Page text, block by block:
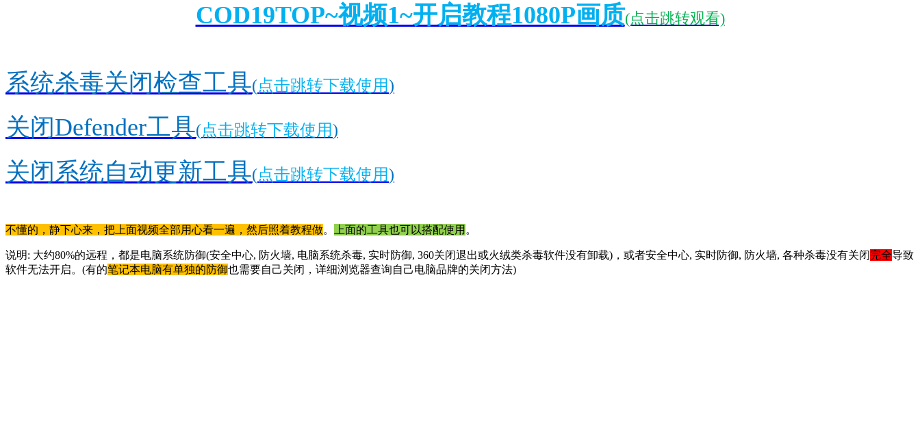
COD19TOP~视频1~开启教程1080P画质(点击跳转观看)
系统杀毒关闭检查工具(点击跳转下载使用)
关闭Defender工具(点击跳转下载使用)
关闭系统自动更新工具(点击跳转下载使用)
不懂的，静下心来，把上面视频全部用心看一遍，然后照着教程做。 上面的工具也可以搭配使用 。
说明: 大约80%的远程，都是电脑系统防御(安全中心, 防火墙, 电脑系统杀毒, 实时防御, 360关闭退出或火绒类杀毒软件没有卸载)，或者安全中心, 实时防御, 防火墙, 各种杀毒没有关闭完全导致
软件无法开启。(有的笔记本电脑有单独的防御也需要自己关闭，详细浏览器查询自己电脑品牌的关闭方法)